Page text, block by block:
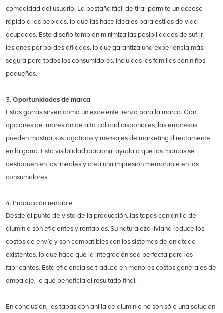
comodidad del usuario. La pestaña fácil de tirar permite un acceso
rápido a las bebidas, lo que las hace ideales para estilos de vida
ocupados. Este diseño también minimiza las posibilidades de sufrir
lesiones por bordes afilados, lo que garantiza una experiencia más
segura para todos los consumidores, incluidas las familias con niños
pequeños.
3. Oportunidades de marca
Estas gorras sirven como un excelente lienzo para la marca. Con
opciones de impresión de alta calidad disponibles, las empresas
pueden mostrar sus logotipos y mensajes de marketing directamente
en la gorra. Esta visibilidad adicional ayuda a que las marcas se
destaquen en los lineales y crea una impresión memorable en los
consumidores.
4. Producción rentable
Desde el punto de vista de la producción, las tapas con anilla de
aluminio son eficientes y rentables. Su naturaleza liviana reduce los
costos de envío y son compatibles con los sistemas de enlatado
existentes, lo que hace que la integración sea perfecta para los
fabricantes. Esta eficiencia se traduce en menores costos generales de
embalaje, lo que beneficia el resultado final.
En conclusión, las tapas con anilla de aluminio no son sólo una solución